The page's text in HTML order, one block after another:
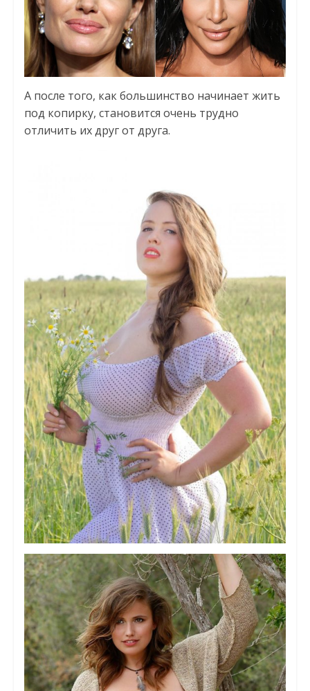
А после того, как большинство начинает жить
под копирку, становится очень трудно
отличить их друг от друга.